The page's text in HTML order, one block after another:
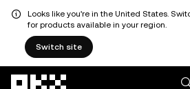
Looks like you're in the United States.
for products available in your region.
Switch site